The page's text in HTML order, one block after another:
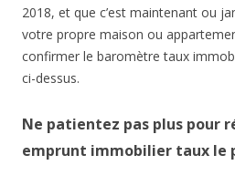
2018, et que c’est maintenant ou
votre propre maison ou
confirmer le baromètre taux
ci-dessus.
Ne patientez pas plus pour
emprunt immobilier taux le